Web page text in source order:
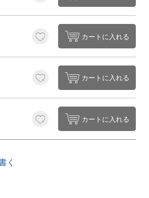
カートに入れる
カートに入れる
カートに入れる
く